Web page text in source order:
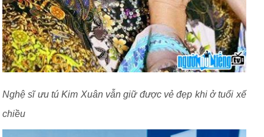
Nghệ sĩ ưu tú Kim Xuân vẫn giữ được vẻ đẹp khi ở tuổi xế
chiều